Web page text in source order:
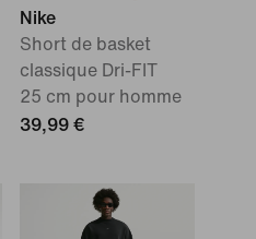
Nike
Short de basket
classique Dri-FIT
25 cm pour homme
39,99 €